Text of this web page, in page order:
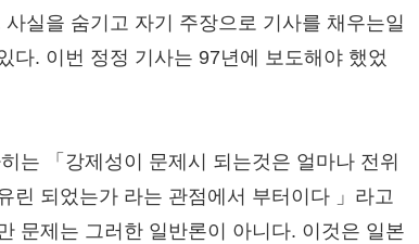
실을 숨기고 자기 주장으로 기사를 채우는일
다. 이번 정정 기사는 97년에 보도해야 했었
는 「강제성이 문제시 되는것은 얼마나 전위
린 되었는가 라는 관점에서 부터이다 」라고
문제는 그러한 일반론이 아니다. 이것은 일본